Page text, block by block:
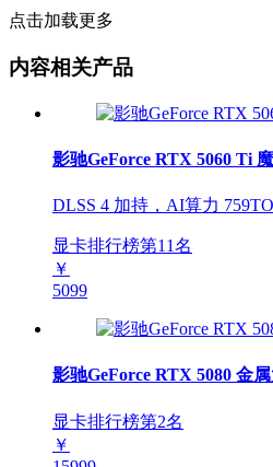
点击加载更多
内容相关产品
影驰GeForce RTX 5060 Ti
DLSS 4 加持，AI算力
显卡排行榜第11名
￥
5099
影驰GeForce RTX 5080 金
显卡排行榜第2名
￥